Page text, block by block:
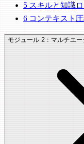
5 スキルと知識
6 コンテキスト
モジュール 2：マルチエー